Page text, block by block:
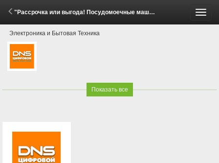
"Рассрочка или выгода! Посудомоечные машины Beko, Indesit, Hotpoint" (2 - 8 Июня 2026)
Электроника и Бытовая Техника
Показать все